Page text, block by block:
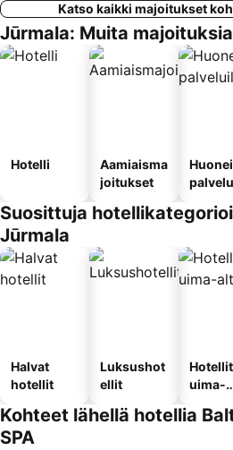
Katso kaikki majoitukset
Jūrmala: Muita majoituksia
Hotelli
Aamiaisma
joitukset
Suosittuja
Jūrmala
Halvat
hotellit
Luksushot
ellit
Hotellit
uima-
Kohteet lähellä hotellia
SPA